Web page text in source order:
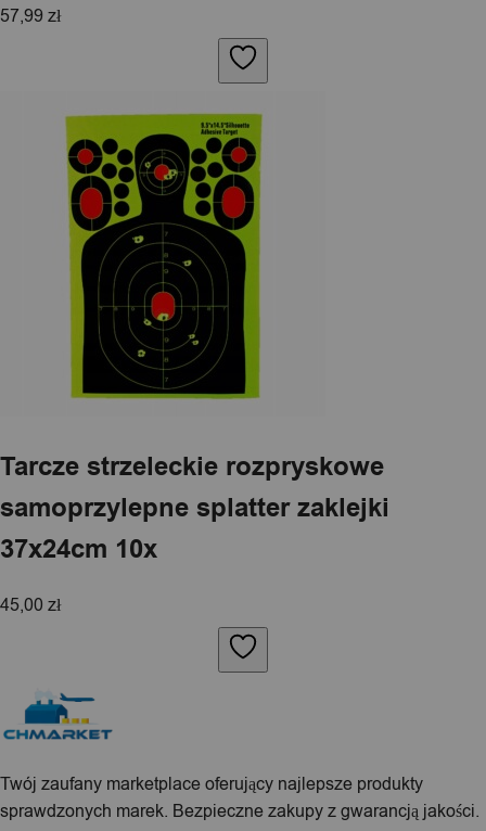
57,99zł
Tarcze strzeleckie rozpryskowe
samoprzylepne splatter zaklejki
37x24cm 10x
45,00 zł
Twój zaufany marketplace oferujący najlepsze produkty
sprawdzonych marek. Bezpieczne zakupy z gwarancją jakości.